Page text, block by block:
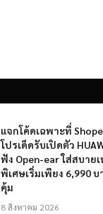
แจกโค้ดเฉพาะที่
โปรเด็ดรับเปิดตัว
ฟัง Open-ear ใส่สบาย
พิเศษเริ่มเพียง 6,990
คุ้ม
8 สิงหาคม 2026